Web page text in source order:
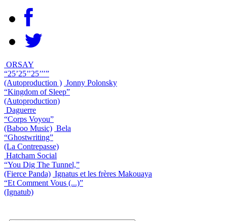
ORSAY
“25’25’’25’’’”
(Autoproduction ) Jonny Polonsky
“Kingdom of Sleep”
(Autoproduction)
Daguerre
“Corps Voyou”
(Baboo Music) Bela
“Ghostwriting”
(La Contrepasse)
Hatcham Social
“You Dig The Tunnel,”
(Fierce Panda) Ignatus et les frères Makouaya
“Et Comment Vous (...)”
(Ignatub)